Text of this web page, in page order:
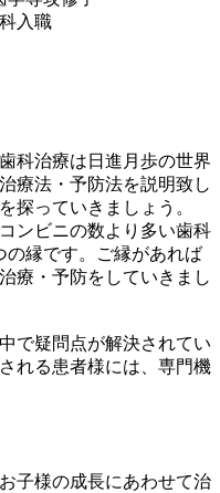
入職
科治療は日進月歩の世界
療法・予防法を説明致し
探っていきましょう。
ンビニの数より多い歯科
の縁です。ご縁があれば
療・予防をしていきまし
で疑問点が解決されてい
れる患者様には、専門機
子様の成長にあわせて治